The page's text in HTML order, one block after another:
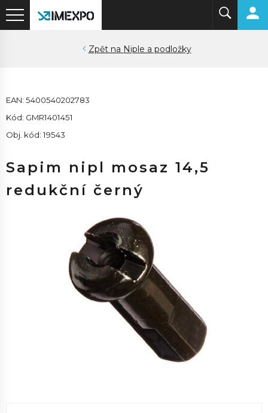
Niple a podložky
EAN: 5400540202783
Kód: GMR1401451
Obj. kód: 19543
Sapim nipl mosaz 14,5
redukční černý